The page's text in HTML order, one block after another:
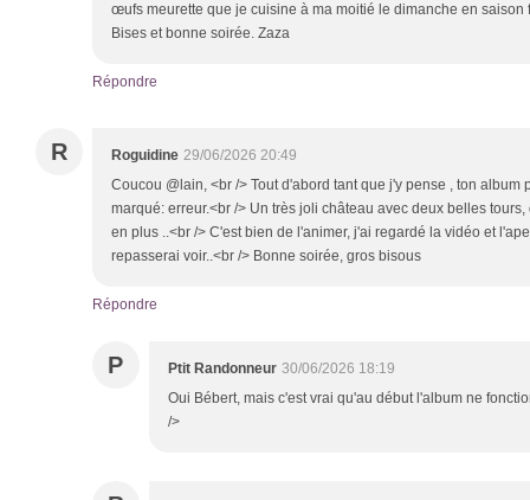
œufs meurette que je cuisine à ma moitié le dimanche en saison
Bises et bonne soirée. Zaza
Répondre
R Roguidine 29/06/2026 20:49
Coucou @lain, <br /> Tout d'abord tant que j'y pense , ton album
marqué: erreur.<br /> Un très joli château avec deux belles
en plus ..<br /> C'est bien de l'animer, j'ai regardé la vidéo et
repasserai voir..<br /> Bonne soirée, gros bisous
Répondre
P Ptit Randonneur 30/06/2026 18:19
Oui Bébert, mais c'est vrai qu'au début l'album ne
/>